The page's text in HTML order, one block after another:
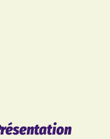
Présentation